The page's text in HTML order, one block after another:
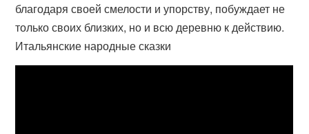
благодаря своей смелости и упорству, побуждает не
только своих близких, но и всю деревню к действию.
Итальянские народные сказки